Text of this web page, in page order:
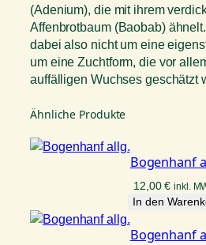
(Adenium), die mit ihrem
Affenbrotbaum (Baobab)
dabei also nicht um eine
um eine Zuchtform, die vor
auffälligen Wuchses geschätzt
Ähnliche Produkte
Bogenhanf
12,00€ inkl.
In den
Bogenhanf